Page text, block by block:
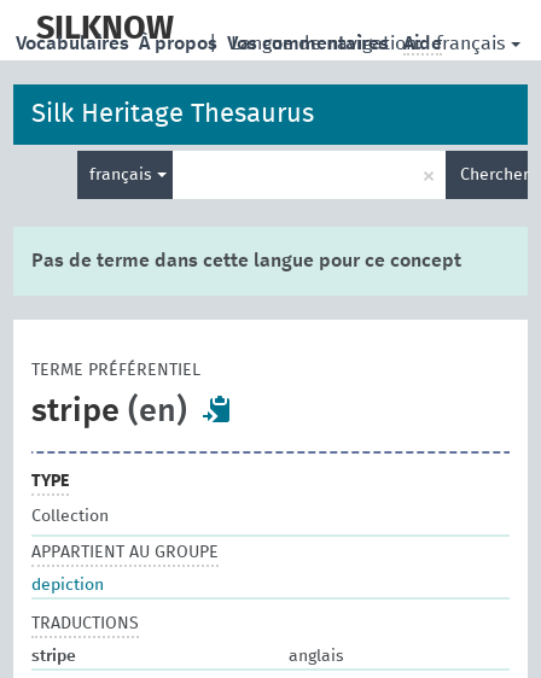
main
SILKNOW | Langue de navigation: français
Vocabulaires À propos Vos commentaires Aide
Silk Heritage Thesaurus
français
recherche
× Chercher
Pas de terme dans cette langue pour ce concept
TERME PRÉFÉRENTIEL
stripe (en)
TYPE
Collection
APPARTIENT AU GROUPE
depiction
TRADUCTIONS
stripe
anglais